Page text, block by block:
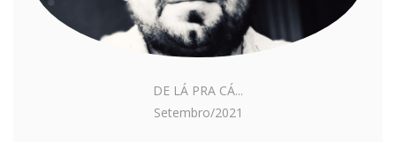
DE LÁ PRA CÁ...
Setembro/2021